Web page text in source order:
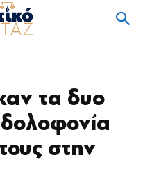
τα δυο
στην